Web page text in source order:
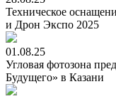
Техническое
и Дрон Экспо 2025
01.08.25
Угловая фотозона
Будущего» в Казани